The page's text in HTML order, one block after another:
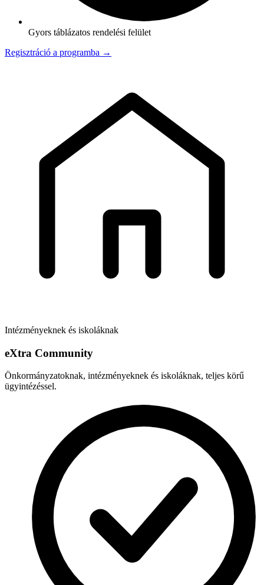
Gyors táblázatos rendelési felület
Regisztráció a programba →
Intézményeknek és iskoláknak
eXtra Community
Önkormányzatoknak, intézményeknek és iskoláknak, teljes körű
ügyintézéssel.